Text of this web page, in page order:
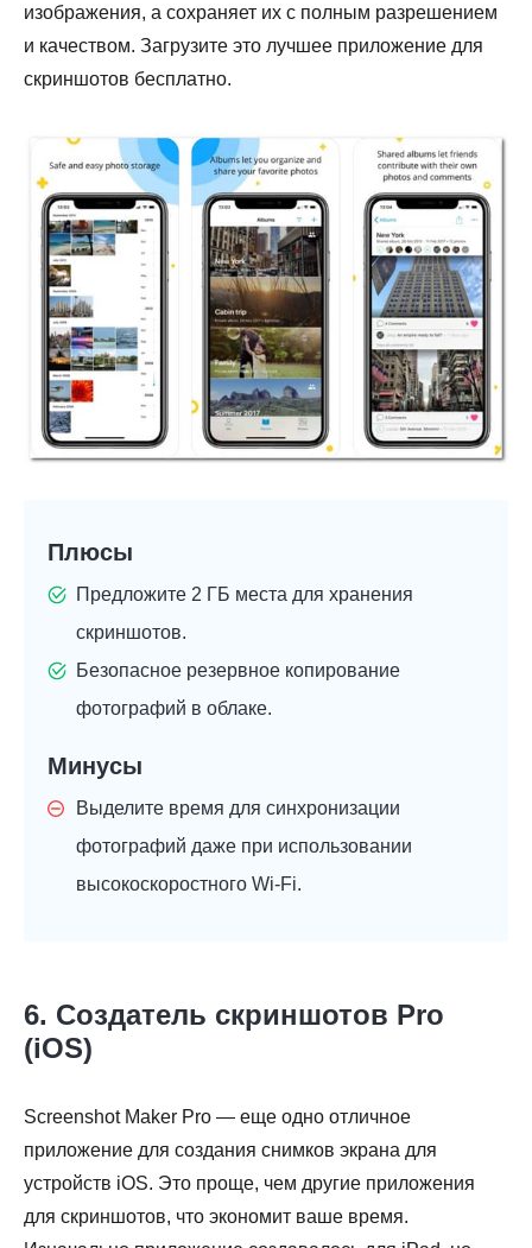
изображения, а сохраняет их с полным разрешением
и качеством. Загрузите это лучшее приложение для
скриншотов бесплатно.
Плюсы
Предложите 2 ГБ места для хранения
скриншотов.
Безопасное резервное копирование
фотографий в облаке.
Минусы
Выделите время для синхронизации
фотографий даже при использовании
высокоскоростного Wi-Fi.
6. Создатель скриншотов Pro
(iOS)
Screenshot Maker Pro — еще одно отличное
приложение для создания снимков экрана для
устройств iOS. Это проще, чем другие приложения
для скриншотов, что экономит ваше время.